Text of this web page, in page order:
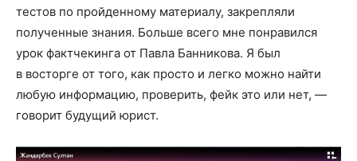
тестов по пройденному материалу, закрепляли
полученные знания. Больше всего мне понравился
урок фактчекинга от Павла Банникова. Я был
в восторге от того, как просто и легко можно найти
любую информацию, проверить, фейк это или нет, —
говорит будущий юрист.